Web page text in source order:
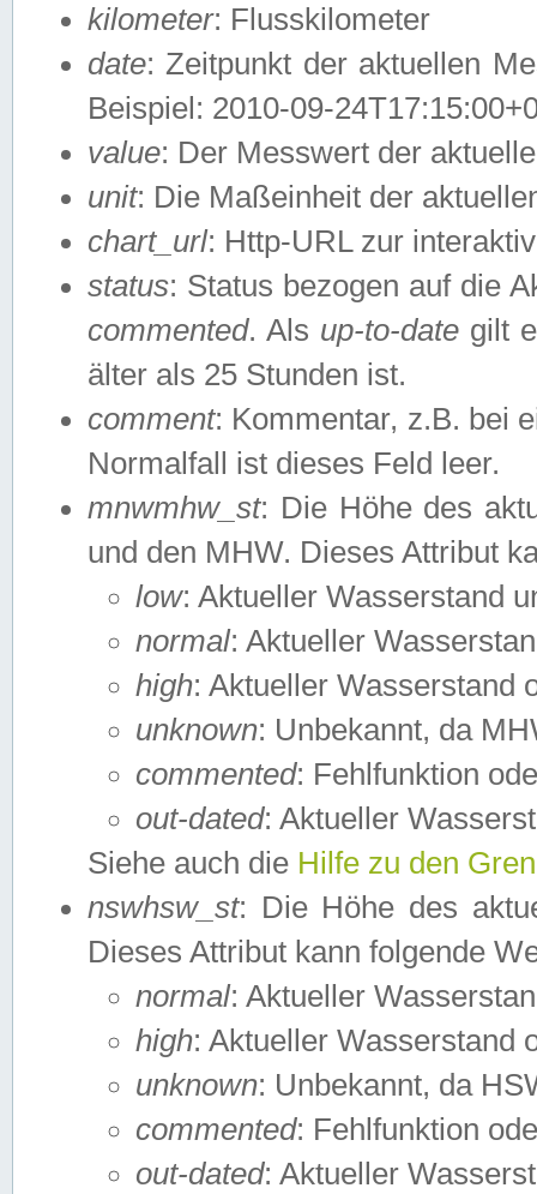
kilometer: Flusskilometer
date: Zeitpunkt der aktuellen
Beispiel: 2010-09-
value: Der Messwert der
unit: Die Maßeinheit der
chart_url: Http-URL zur
status: Status bezogen auf die
commented. Als up-to-date gilt
älter als 25 Stunden ist.
comment: Kommentar, z.B. bei
Normalfall ist dieses Feld leer.
mnwmhw_st: Die Höhe des
und den MHW. Dieses Attribut
low: Aktueller Wasserstand
normal: Aktueller
high: Aktueller Wasserstand
unknown: Unbekannt, da
commented: Fehlfunktion
out-dated: Aktueller
Siehe auch die Hilfe zu den
nswhsw_st: Die Höhe des
Dieses Attribut kann folgende
normal: Aktueller
high: Aktueller Wasserstand
unknown: Unbekannt, da
commented: Fehlfunktion
out-dated: Aktueller